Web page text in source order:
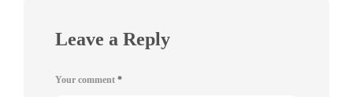
Leave a Reply
Your comment *